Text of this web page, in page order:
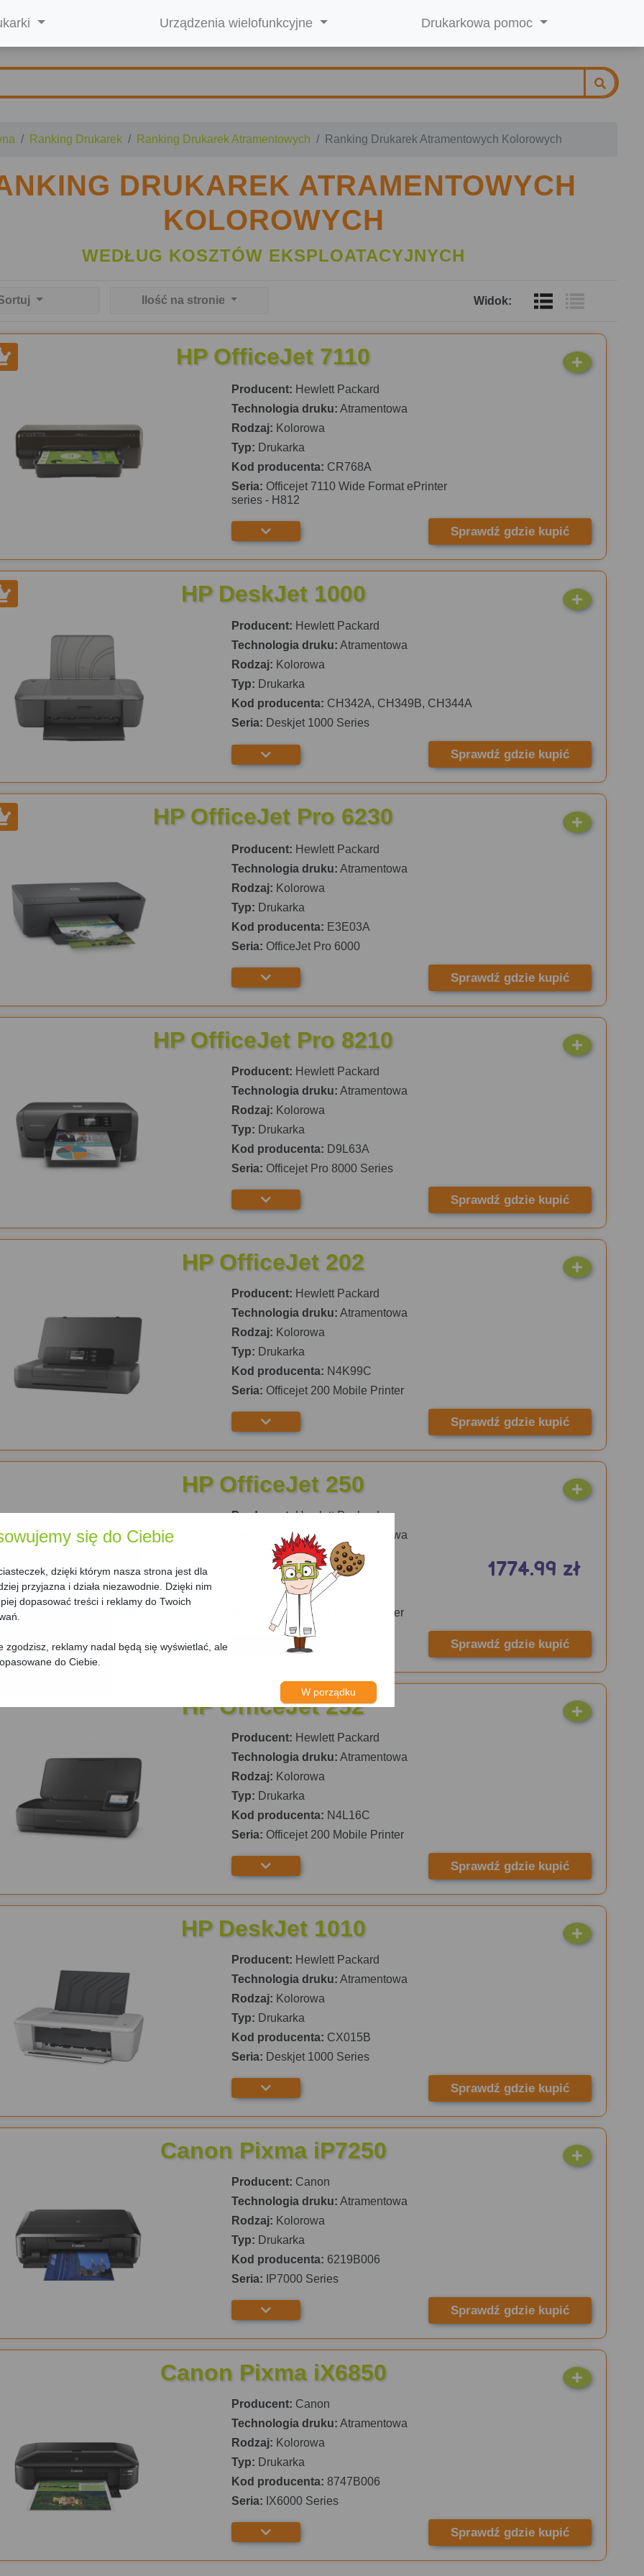
się do Ciebie
dzięki którym nasza strona jest dla
przyjazna i działa niezawodnie. Dzięki nim
dopasować treści i reklamy do Twoich
zgodzisz, reklamy nadal będą się wyświetlać, ale
do Ciebie.
W porządku
Urządzenia wielofunkcyjne Drukarkowa pomoc
Ranking Drukarek Ranking Drukarek Atramentowych Ranking Drukarek Atramentowych Kolorowych
DRUKAREK ATRAMENTOWYCH
KOLOROWYCH
WEDŁUG KOSZTÓW EKSPLOATACYJNYCH
Ilość na stronie Widok:
HP OfficeJet 7110
Producent: Hewlett Packard
Technologia druku: Atramentowa
Rodzaj: Kolorowa
Typ: Drukarka
Kod producenta: CR768A
Seria: Officejet 7110 Wide Format ePrinter
series - H812
Sprawdź gdzie kupić
HP DeskJet 1000
Producent: Hewlett Packard
Technologia druku: Atramentowa
Rodzaj: Kolorowa
Typ: Drukarka
Kod producenta: CH342A, CH349B, CH344A
Seria: Deskjet 1000 Series
Sprawdź gdzie kupić
HP OfficeJet Pro 6230
Producent: Hewlett Packard
Technologia druku: Atramentowa
Rodzaj: Kolorowa
Typ: Drukarka
Kod producenta: E3E03A
Seria: OfficeJet Pro 6000
Sprawdź gdzie kupić
HP OfficeJet Pro 8210
Producent: Hewlett Packard
Technologia druku: Atramentowa
Rodzaj: Kolorowa
Typ: Drukarka
Kod producenta: D9L63A
Seria: Officejet Pro 8000 Series
Sprawdź gdzie kupić
HP OfficeJet 202
Producent: Hewlett Packard
Technologia druku: Atramentowa
Rodzaj: Kolorowa
Typ: Drukarka
Kod producenta: N4K99C
Seria: Officejet 200 Mobile Printer
Sprawdź gdzie kupić
HP OfficeJet 250
Producent:Hewlett Packard
Technologia druku:
Atramentowa
Rodzaj:Kolorowa
Drukarka
Kod producenta:CZ992A
Officejet 200 Mobile Printer
1774.99 zł
Sprawdź gdzie kupić
HP OfficeJet 252
Producent: Hewlett Packard
Technologia druku: Atramentowa
Rodzaj: Kolorowa
Typ: Drukarka
Kod producenta: N4L16C
Seria: Officejet 200 Mobile Printer
Sprawdź gdzie kupić
HP DeskJet 1010
Producent: Hewlett Packard
Technologia druku: Atramentowa
Rodzaj: Kolorowa
Typ: Drukarka
Kod producenta: CX015B
Seria: Deskjet 1000 Series
Sprawdź gdzie kupić
Canon Pixma iP7250
Producent: Canon
Technologia druku: Atramentowa
Rodzaj: Kolorowa
Typ: Drukarka
Kod producenta: 6219B006
Seria: IP7000 Series
Sprawdź gdzie kupić
Canon Pixma iX6850
Producent: Canon
Technologia druku: Atramentowa
Rodzaj: Kolorowa
Typ: Drukarka
Kod producenta: 8747B006
Seria: IX6000 Series
Sprawdź gdzie kupić